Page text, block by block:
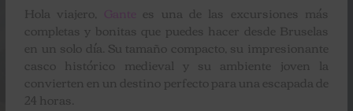
Hola viajero, Gante es una de las excursiones más
completas y bonitas que puedes hacer desde Bruselas
en un solo día. Su tamaño compacto, su impresionante
casco histórico medieval y su ambiente joven la
convierten en un destino perfecto para una escapada de
24 horas.